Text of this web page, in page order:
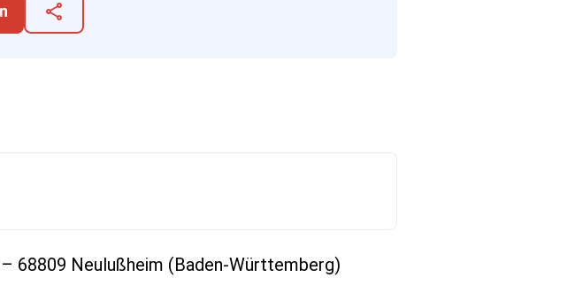
share
68809 Neulußheim (Baden-Württemberg)